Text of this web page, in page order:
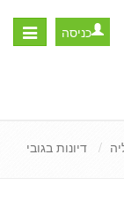
Toggle
כניסה
דיונות בגובי